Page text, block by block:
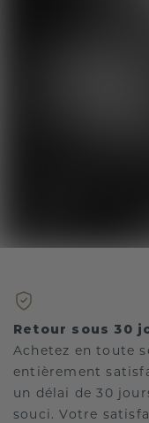
Retour sous 30
Achetez en toute
entièrement
un délai de 30
souci. Votre